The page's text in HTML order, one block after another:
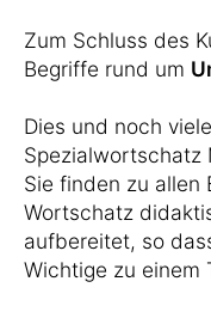
Zum Schluss des
Begriffe rund um
Dies und noch
Spezialwortschatz
Sie finden zu allen
Wortschatz
aufbereitet, so
Wichtige zu einem